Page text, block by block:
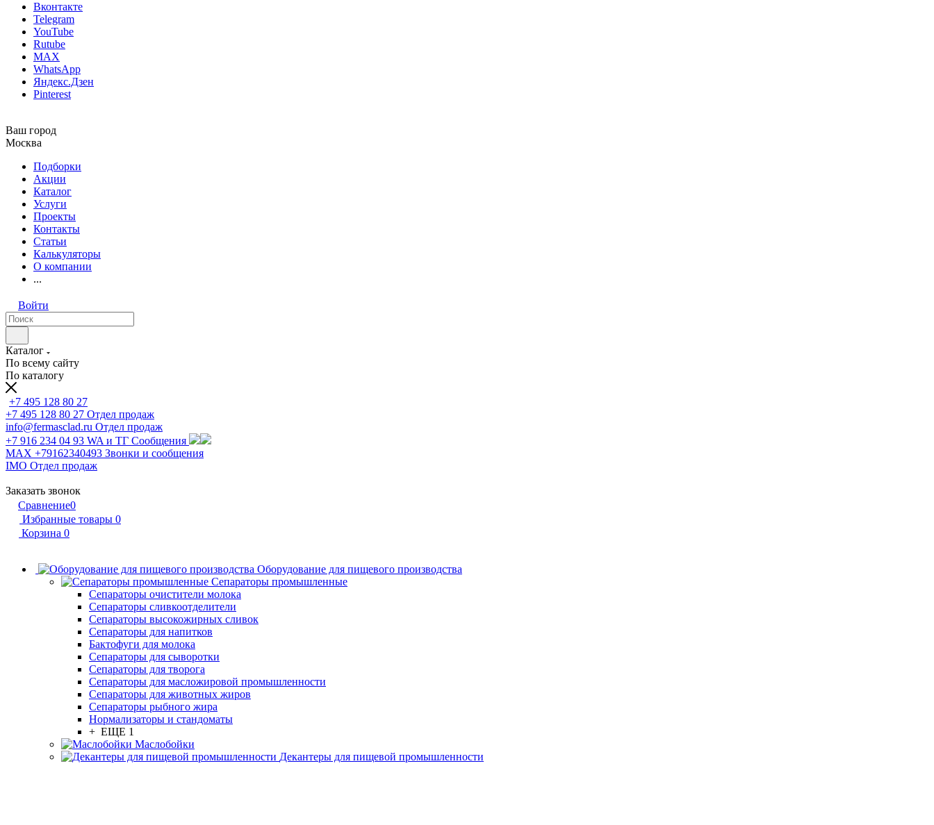
Вконтакте
Telegram
YouTube
Rutube
MAX
WhatsApp
Яндекс.Дзен
Pinterest
Ваш город
Москва
Подборки
Акции
Каталог
Услуги
Проекты
Контакты
Статьи
Калькуляторы
О компании
...
Войти
Каталог
По всему сайту
По каталогу
+7 495 128 80 27
+7 495 128 80 27 Отдел продаж
info@fermasclad.ru Отдел продаж
+7 916 234 04 93 WA и ТГ Сообщения
MAX +79162340493 Звонки и сообщения
IMO Отдел продаж
Заказать звонок
Сравнение0
Избранные товары 0
Корзина 0
Оборудование для пищевого производства
Сепараторы промышленные
Сепараторы очистители молока
Сепараторы сливкоотделители
Сепараторы высокожирных сливок
Сепараторы для напитков
Бактофуги для молока
Сепараторы для сыворотки
Сепараторы для творога
Сепараторы для масложировой промышленности
Сепараторы для животных жиров
Сепараторы рыбного жира
Нормализаторы и стандоматы
+ ЕЩЕ 1
Маслобойки
Декантеры для пищевой промышленности